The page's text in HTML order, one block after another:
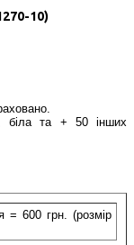
10)
біла та + 50 інших
= 600 грн. (розмір